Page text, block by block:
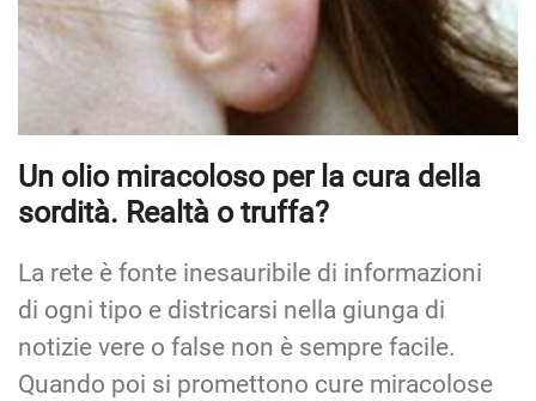
Un olio miracoloso per la cura della
sordità. Realtà o truffa?
La rete è fonte inesauribile di informazioni
di ogni tipo e districarsi nella giunga di
notizie vere o false non è sempre facile.
Quando poi si promettono cure miracolose